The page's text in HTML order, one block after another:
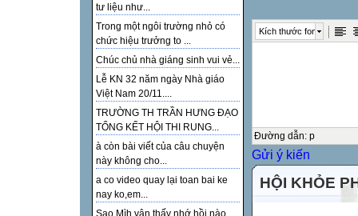
tư liệu như...
Trong một ngôi trường nhỏ có
chức hiệu trưởng to ...
Chúc chủ nhà giáng sinh vui vẻ...
Lễ KN 32 năm ngày Nhà giáo
Việt Nam 20/11....
TRƯỜNG TH TRẦN HƯNG ĐẠO
TỔNG KẾT HỘI THI RUNG...
à còn bài viết của câu chuyện
này không cho...
a co video quay lại toan bai ke
nay ko,em...
Sao Mìh vân thấy nhớ hồi nào
Kích thước font
Đường dẫn: p
Gửi ý kiến
HỘI KHỎE